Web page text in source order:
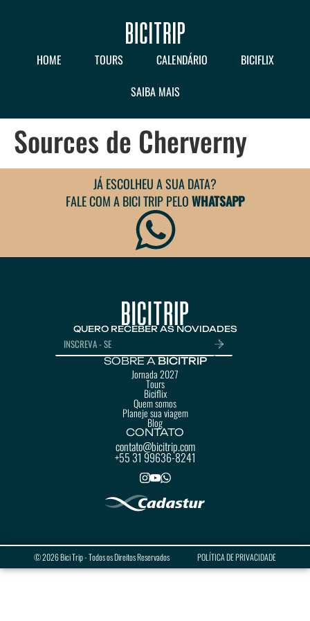
HOME TOURS CALENDÁRIO
BICIFLIX
SAIBA MAIS
Sources de Cherverny
JÁ ESCOLHEU A SUA DATA?
FALE COM A BICI TRIP PELOWHATSAPP
QUERO RECEBER AS NOVIDADES
SOBRE A BICITRIP
Jornada 2027
Tours
Biciflix
Quem somos
Planeje sua viagem
Blog
CONTATO
contato@bicitrip.com
+55 31 99636-8241
© 2026 Bici Trip - Todos os Direitos Reservados POLÍTICA DE PRIVACIDADE